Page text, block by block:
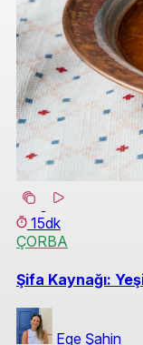
15dk
ÇORBA
Şifa Kaynağı:
Ege Şahin